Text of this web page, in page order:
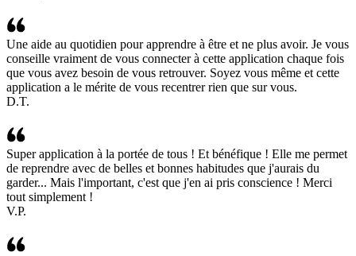
Une aide au quotidien pour apprendre à être et ne plus avoir. Je vous
conseille vraiment de vous connecter à cette application chaque fois
que vous avez besoin de vous retrouver. Soyez vous même et cette
application a le mérite de vous recentrer rien que sur vous.
D.T.
Super application à la portée de tous ! Et bénéfique ! Elle me permet
de reprendre avec de belles et bonnes habitudes que j'aurais du
garder... Mais l'important, c'est que j'en ai pris conscience ! Merci
tout simplement !
V.P.